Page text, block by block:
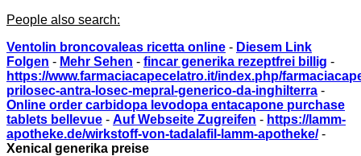
People also search:
Ventolin broncovaleas ricetta online - Diesem Link
Folgen - Mehr Sehen - fincar generika rezeptfrei billig -
https://www.farmaciacapecelatro.it/index.php/
prilosec-antra-losec-mepral-generico-da-inghilterra -
Online order carbidopa levodopa entacapone purchase
tablets bellevue - Auf Webseite Zugreifen - https://lamm-
apotheke.de/wirkstoff-von-tadalafil-lamm-apotheke/-
Xenical generika preise